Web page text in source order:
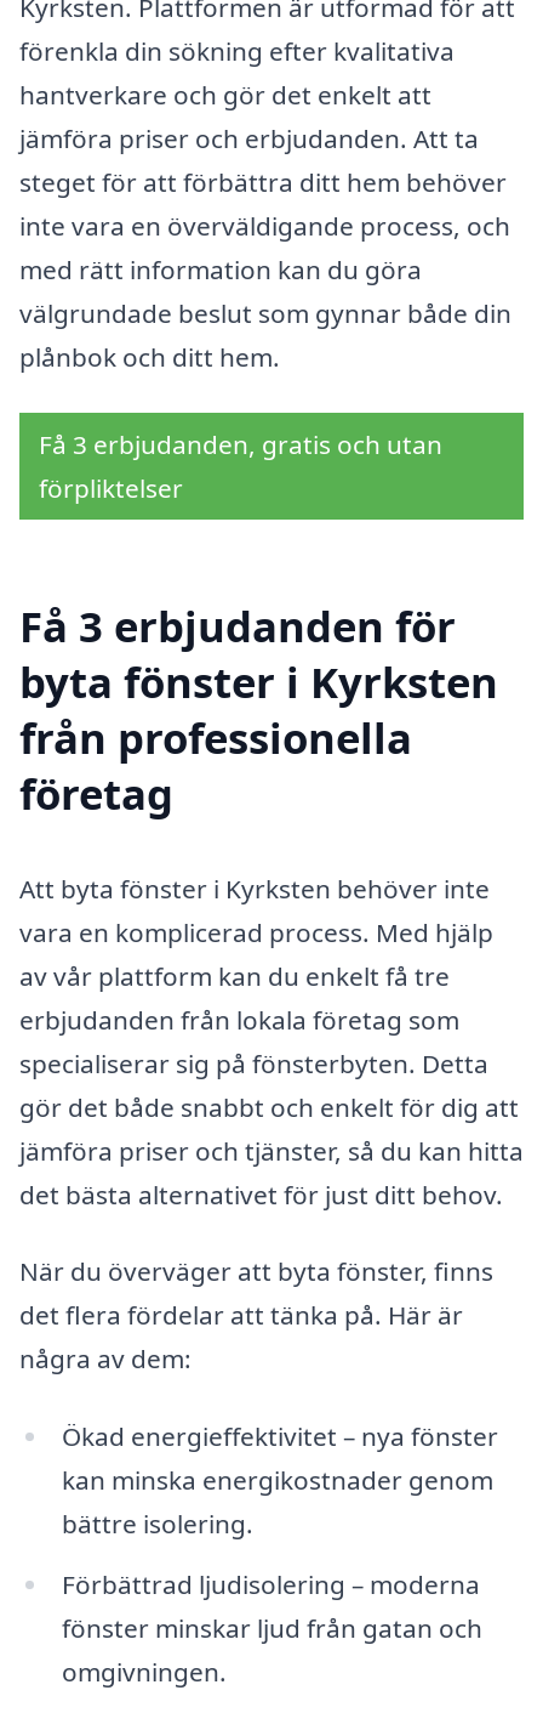
Kyrksten. Plattformen är utformad för att
förenkla din sökning efter kvalitativa
hantverkare och gör det enkelt att
jämföra priser och erbjudanden. Att ta
steget för att förbättra ditt hem behöver
inte vara en överväldigande process, och
med rätt information kan du göra
välgrundade beslut som gynnar både din
plånbok och ditt hem.
Få 3 erbjudanden, gratis och utan
förpliktelser
Få 3 erbjudanden för
byta fönster i Kyrksten
från professionella
företag
Att byta fönster i Kyrksten behöver inte
vara en komplicerad process. Med hjälp
av vår plattform kan du enkelt få tre
erbjudanden från lokala företag som
specialiserar sig på fönsterbyten. Detta
gör det både snabbt och enkelt för dig att
jämföra priser och tjänster, så du kan hitta
det bästa alternativet för just ditt behov.
När du överväger att byta fönster, finns
det flera fördelar att tänka på. Här är
några av dem:
Ökad energieffektivitet – nya fönster
kan minska energikostnader genom
bättre isolering.
Förbättrad ljudisolering – moderna
fönster minskar ljud från gatan och
omgivningen.